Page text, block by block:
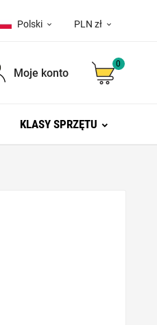
Polski  PLN zł 
Moje konto
0
KLASY SPRZĘTU